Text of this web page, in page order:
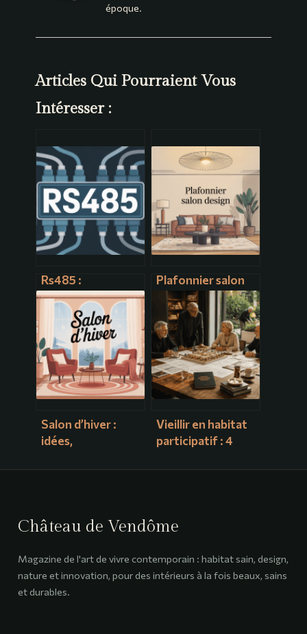
époque.
Articles Qui Pourraient Vous
Intéresser :
Rs485 :
comprendre,
choisir et utiliser
ce bus de
communication
industrielle
Plafonnier salon
design : comment
choisir le modèle
idéal pour votre
intérieur
Salon d’hiver :
idées,
décoration pour
Vieillir en habitat
participatif : 4
retarder l’EHPAD
Château de Vendôme
Magazine de l'art de vivre contemporain : habitat sain, design,
nature et innovation, pour des intérieurs à la fois beaux, sains
et durables.